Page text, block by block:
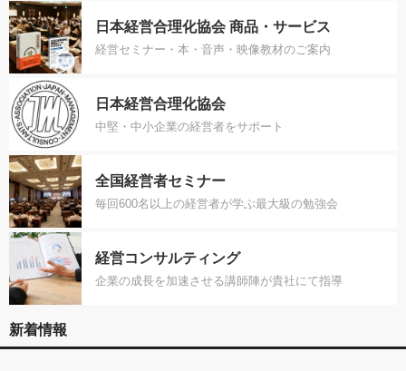
日本経営合理化協会 商品・サービス
経営セミナー・本・音声・映像教材のご案内
日本経営合理化協会
中堅・中小企業の経営者をサポート
全国経営者セミナー
毎回600名以上の経営者が学ぶ最大級の勉強会
経営コンサルティング
企業の成長を加速させる講師陣が貴社にて指導
新着情報